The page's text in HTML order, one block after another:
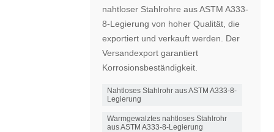
nahtloser Stahlrohre aus ASTM A333-
8-Legierung von hoher Qualität, die
exportiert und verkauft werden. Der
Versandexport garantiert
Korrosionsbeständigkeit.
Nahtloses Stahlrohr aus ASTM A333-8-
Legierung
Warmgewalztes nahtloses Stahlrohr
aus ASTM A333-8-Legierung